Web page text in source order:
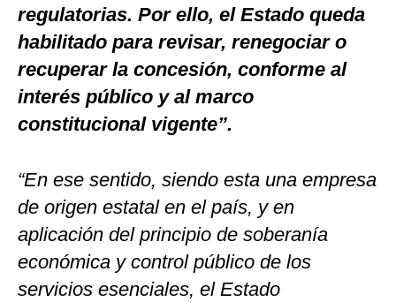
regulatorias. Por ello, el Estado queda
habilitado para revisar, renegociar o
recuperar la concesión, conforme al
interés público y al marco
constitucional vigente”.
“En ese sentido, siendo esta una empresa
de origen estatal en el país, y en
aplicación del principio de soberanía
económica y control público de los
servicios esenciales, el Estado